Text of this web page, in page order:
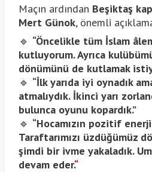
Maçın ardından Beşiktaş
Mert Günok, önemli
🔹 “Öncelikle tüm İslam
kutluyorum. Ayrıca
dönümünü de kutlamak
🔹 “İlk yarıda iyi oynadık
atmalıydık. İkinci yarı
bulunca oyunu kopardık.”
🔹 “Hocamızın pozitif
Taraftarımızı üzdüğümüz
şimdi bir ivme yakaladık.
devam eder.“